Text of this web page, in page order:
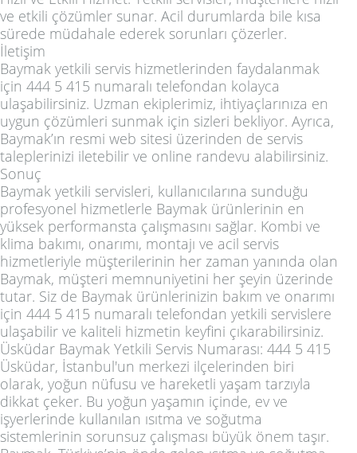
ve etkili çözümler sunar. Acil durumlarda bile kısa
sürede müdahale ederek sorunları çözerler.
İletişim
Baymak yetkili servis hizmetlerinden faydalanmak
için 444 5 415 numaralı telefondan kolayca
ulaşabilirsiniz. Uzman ekiplerimiz, ihtiyaçlarınıza en
uygun çözümleri sunmak için sizleri bekliyor. Ayrıca,
Baymak’ın resmi web sitesi üzerinden de servis
taleplerinizi iletebilir ve online randevu alabilirsiniz.
Sonuç
Baymak yetkili servisleri, kullanıcılarına sunduğu
profesyonel hizmetlerle Baymak ürünlerinin en
yüksek performansta çalışmasını sağlar. Kombi ve
klima bakımı, onarımı, montajı ve acil servis
hizmetleriyle müşterilerinin her zaman yanında olan
Baymak, müşteri memnuniyetini her şeyin üzerinde
tutar. Siz de Baymak ürünlerinizin bakım ve onarımı
için 444 5 415 numaralı telefondan yetkili servislere
ulaşabilir ve kaliteli hizmetin keyfini çıkarabilirsiniz.
Üsküdar Baymak Yetkili Servis Numarası: 444 5 415
Üsküdar, İstanbul'un merkezi ilçelerinden biri
olarak, yoğun nüfusu ve hareketli yaşam tarzıyla
dikkat çeker. Bu yoğun yaşamın içinde, ev ve
işyerlerinde kullanılan ısıtma ve soğutma
sistemlerinin sorunsuz çalışması büyük önem taşır.